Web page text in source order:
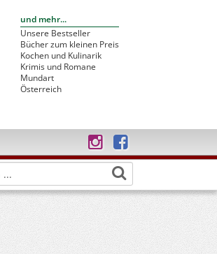
und mehr...
Unsere Bestseller
Bücher zum kleinen Preis
Kochen und Kulinarik
Krimis und Romane
Mundart
Österreich